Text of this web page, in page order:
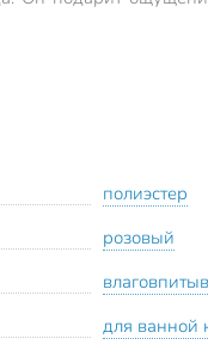
полиэстер
розовый
для ванной